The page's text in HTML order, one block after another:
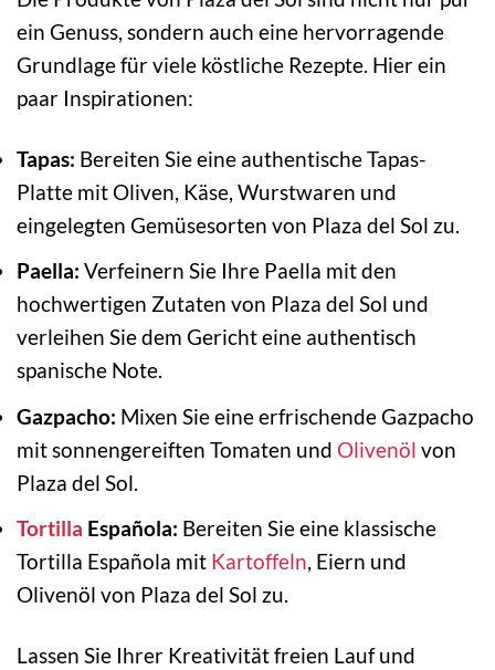
ein Genuss, sondern auch eine hervorragende
Grundlage für viele köstliche Rezepte. Hier ein
paar Inspirationen:
Tapas: Bereiten Sie eine authentische Tapas-
Platte mit Oliven, Käse, Wurstwaren und
eingelegten Gemüsesorten von Plaza del Sol zu.
Paella: Verfeinern Sie Ihre Paella mit den
hochwertigen Zutaten von Plaza del Sol und
verleihen Sie dem Gericht eine authentisch
spanische Note.
Gazpacho: Mixen Sie eine erfrischende Gazpacho
mit sonnengereiften Tomaten und Olivenöl von
Plaza del Sol.
Tortilla Española: Bereiten Sie eine klassische
Tortilla Española mit Kartoffeln, Eiern und
Olivenöl von Plaza del Sol zu.
Lassen Sie Ihrer Kreativität freien Lauf und